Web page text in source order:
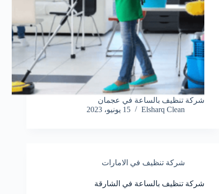
شركة تنظيف بالساعة في عجمان
Elsharq Clean
15 يونيو، 2023
شركة تنظيف في الامارات
شركة تنظيف بالساعة في الشارقة